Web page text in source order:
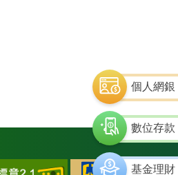
中
個人網銀
數位存款
基金理財